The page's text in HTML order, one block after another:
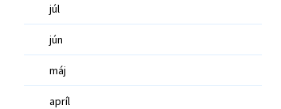
júl
jún
máj
apríl